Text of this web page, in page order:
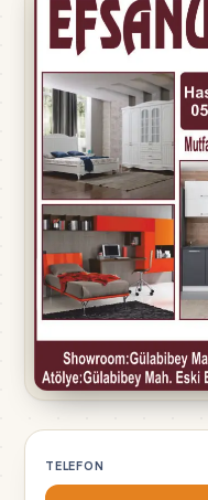
TELEFON